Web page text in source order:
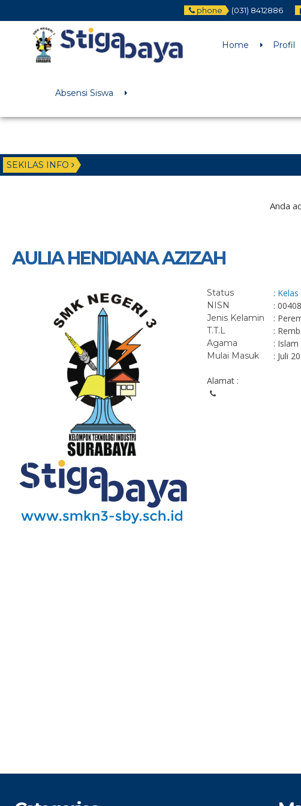
: Function WP_Dependencies->add_data() was called with an
/home/u6225882/public_html/wp-includes/functions.php
phone (031) 8412886
Home Profil
Absensi Siswa
SEKILAS INFO
Anda
AULIA HENDIANA AZIZAH
Status : Kelas
NISN :
Jenis Kelamin :
T.T.L :
Agama : Islam
Mulai Masuk : Juli
Alamat :